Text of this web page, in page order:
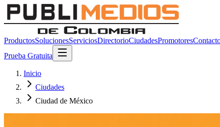
ProductosSolucionesServiciosDirectorioCiudadesPromotores
Prueba Gratuita
Inicio
Ciudades
Ciudad de México